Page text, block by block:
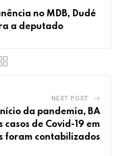
no MDB, Dudé
a deputado
NEXT POST
da pandemia, BA
de Covid-19 em
foram contabilizados